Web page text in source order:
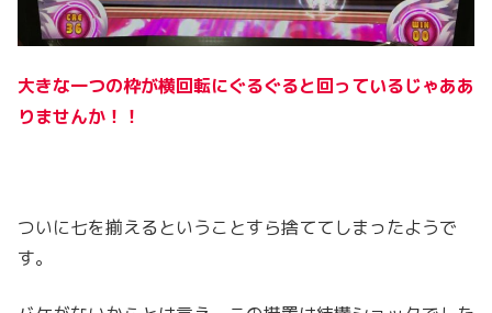
大きな一つの枠が横回転にぐるぐると回っているじゃああ
りませんか！！
ついに七を揃えるということすら捨ててしまったようで
す。